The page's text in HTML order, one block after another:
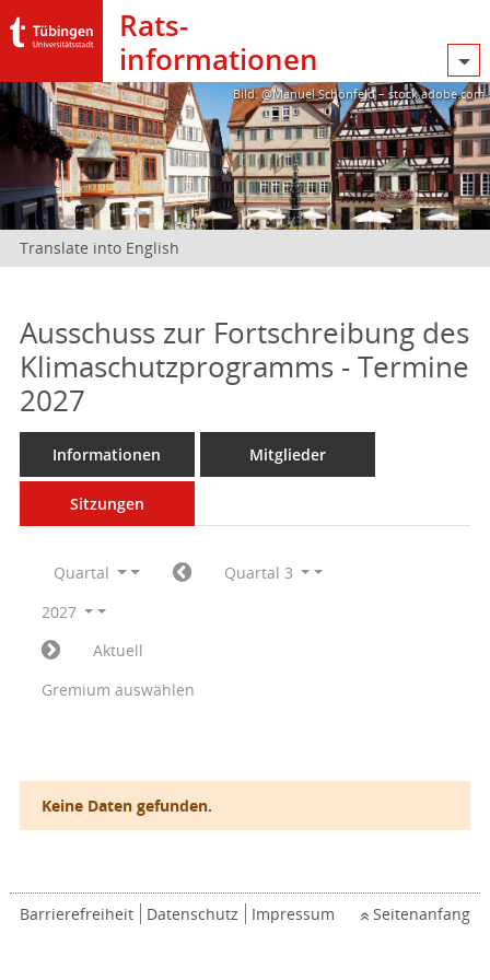
Rats­
informationen
Bild: @Manuel Schönfeld – stock.adobe.com
Translate into English
Ausschuss zur Fortschreibung des
Klimaschutzprogramms - Termine
2027
Informationen Mitglieder
Sitzungen
Quartal
Quartal 3
2027
Aktuell
Gremium auswählen
Keine Daten gefunden.
Barrierefreiheit Datenschutz Impressum Seitenanfang